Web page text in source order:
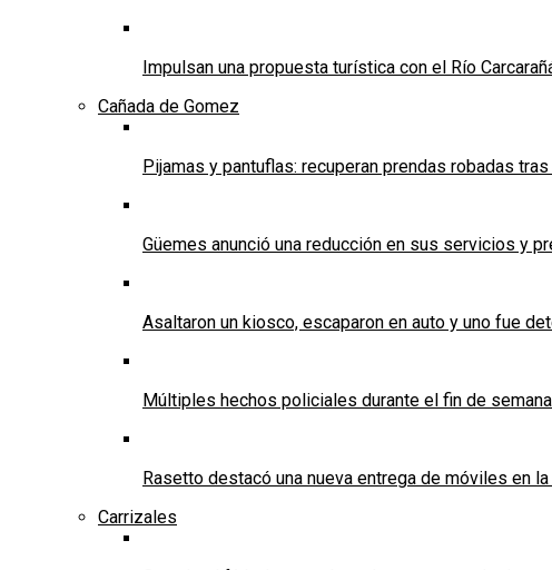
Impulsan una propuesta turística con el Río
Cañada de Gomez
Pijamas y pantuflas: recuperan prendas robadas
Güemes anunció una reducción en sus servicios y
Asaltaron un kiosco, escaparon en auto y uno fue
Múltiples hechos policiales durante el fin de
Rasetto destacó una nueva entrega de móviles en la
Carrizales